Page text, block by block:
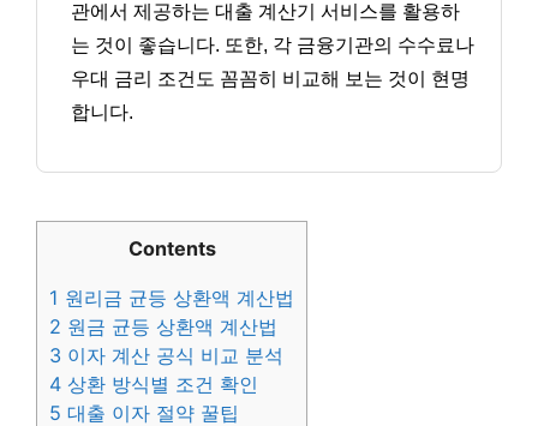
관에서 제공하는 대출 계산기 서비스를 활용하
는 것이 좋습니다. 또한, 각 금융기관의 수수료나
우대 금리 조건도 꼼꼼히 비교해 보는 것이 현명
합니다.
Contents
1 원리금 균등 상환액 계산법
2 원금 균등 상환액 계산법
3 이자 계산 공식 비교 분석
4 상환 방식별 조건 확인
5 대출 이자 절약 꿀팁